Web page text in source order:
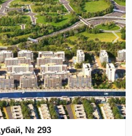
№ 293